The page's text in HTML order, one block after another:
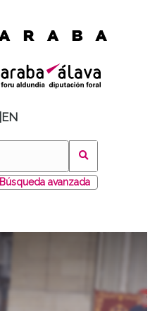
EN
Búsqueda avanzada